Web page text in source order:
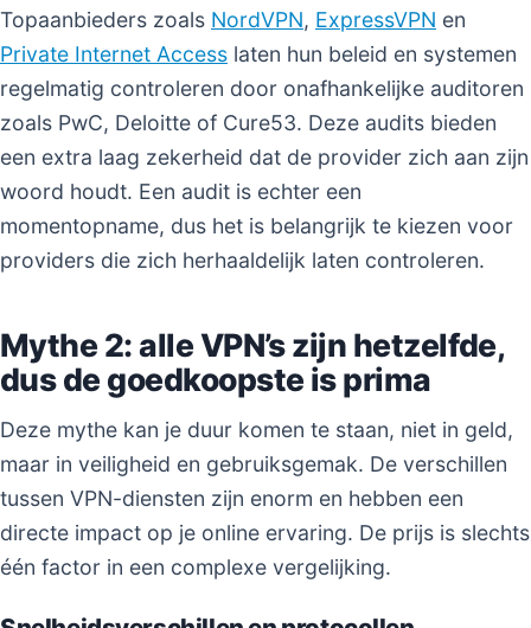
Topaanbieders zoals NordVPN, ExpressVPN en
Private Internet Access laten hun beleid en systemen
regelmatig controleren door onafhankelijke auditoren
zoals PwC, Deloitte of Cure53. Deze audits bieden
een extra laag zekerheid dat de provider zich aan zijn
woord houdt. Een audit is echter een
momentopname, dus het is belangrijk te kiezen voor
providers die zich herhaaldelijk laten controleren.
Mythe 2: alle VPN’s zijn hetzelfde,
dus de goedkoopste is prima
Deze mythe kan je duur komen te staan, niet in geld,
maar in veiligheid en gebruiksgemak. De verschillen
tussen VPN-diensten zijn enorm en hebben een
directe impact op je online ervaring. De prijs is slechts
één factor in een complexe vergelijking.